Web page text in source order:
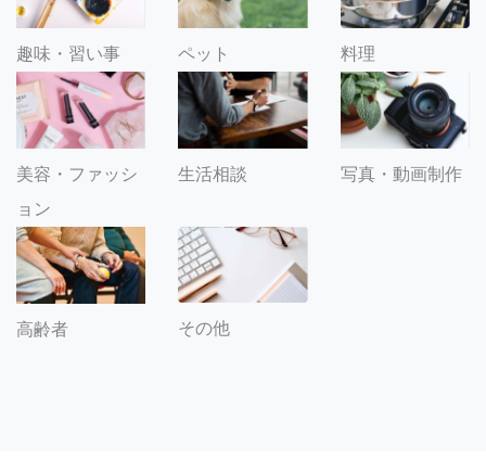
趣味・習い事 ペット 料理
美容・ファッシ
ョン
生活相談 写真・動画制作
高齢者 その他